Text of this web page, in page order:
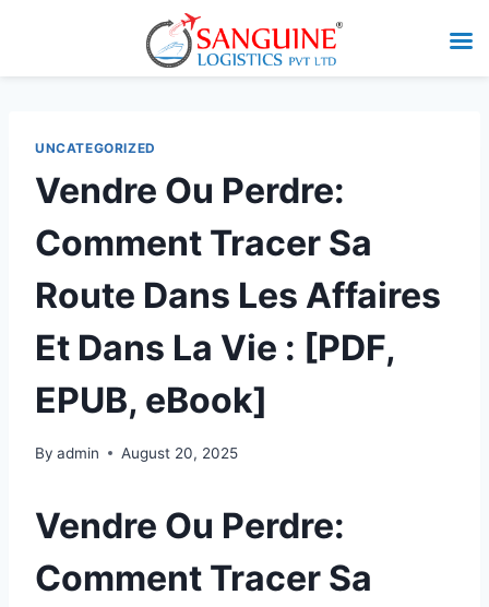
UNCATEGORIZED
Vendre Ou Perdre:
Comment Tracer Sa
Route Dans Les Affaires
Et Dans La Vie : [PDF,
EPUB, eBook]
By admin August 20, 2025
Vendre Ou Perdre:
Comment Tracer Sa